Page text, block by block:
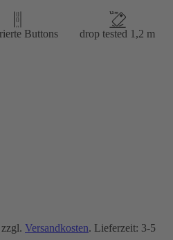
Buttons
drop tested 1,2 m
Versandkosten. Lieferzeit: 3-5